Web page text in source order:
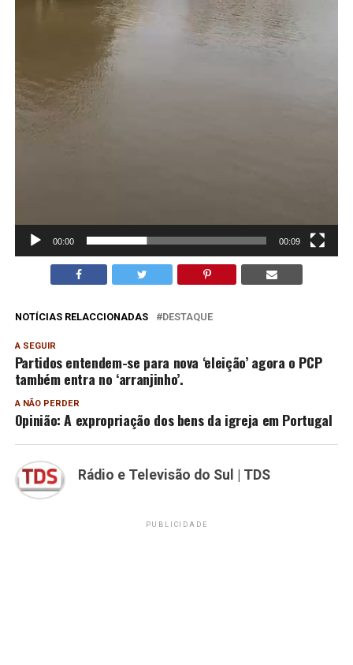
00:00 00:09
NOTÍCIAS RELACCIONADAS DESTAQUE
A SEGUIR
Partidos entendem-se para nova ‘eleição’ agora o PCP
também entra no ‘arranjinho’.
A NÃO PERDER
Opinião: A expropriação dos bens da igreja em Portugal
Rádio e Televisão do Sul | TDS
PUBLICIDADE